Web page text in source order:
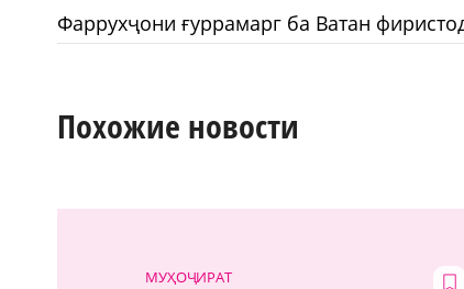
Фаррухҷони ғуррамарг ба Ватан
Похожие новости
МУҲОҶИРАТ